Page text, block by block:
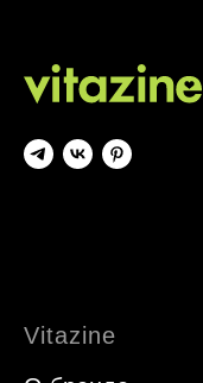
Vitazine